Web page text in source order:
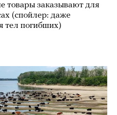
товары заказывают для
(спойлер: даже
тел погибших)